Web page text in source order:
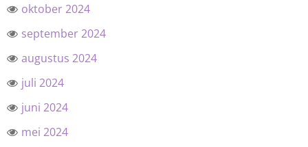
oktober 2024
september 2024
augustus 2024
juli 2024
juni 2024
mei 2024